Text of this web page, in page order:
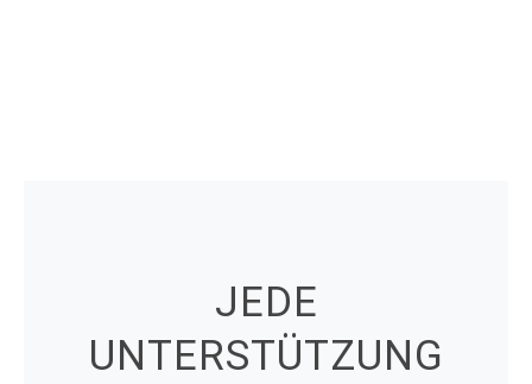
JEDE
UNTERSTÜTZUNG